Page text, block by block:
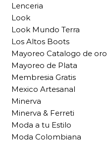
Lenceria
Look
Look Mundo Terra
Los Altos Boots
Mayoreo Catalogo de oro
Mayoreo de Plata
Membresia Gratis
Mexico Artesanal
Minerva
Minerva & Ferreti
Moda a tu Estilo
Moda Colombiana